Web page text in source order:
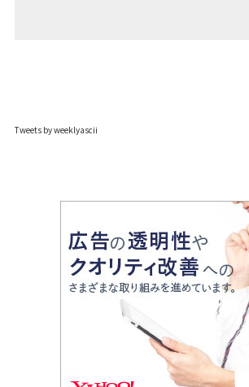
Tweets by weeklyascii